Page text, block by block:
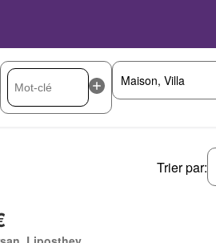
Trier par: